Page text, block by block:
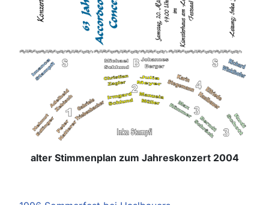
alter Stimmenplan zum Jahreskonzert 2004